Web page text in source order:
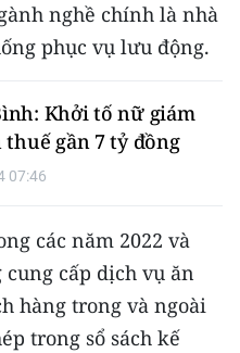
XÃ
nghề chính là nhà
phục vụ lưu động.
Khởi tố nữ giám
gần 7 tỷ đồng
07:46
các năm 2022 và
cung cấp dịch vụ ăn
hàng trong và ngoài
trong sổ sách kế